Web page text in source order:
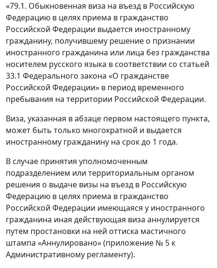
«79.1. Обыкновенная виза на въезд в Российскую
Федерацию в целях приема в гражданство
Российской Федерации выдается иностранному
гражданину, получившему решение о признании
иностранного гражданина или лица без гражданства
носителем русского языка в соответствии со статьей
33.1 Федерального закона «О гражданстве
Российской Федерации» в период временного
пребывания на территории Российской Федерации.
Виза, указанная в абзаце первом настоящего пункта,
может быть только многократной и выдается
иностранному гражданину на срок до 1 года.
В случае принятия уполномоченным
подразделением или территориальным органом
решения о выдаче визы на въезд в Российскую
Федерацию в целях приема в гражданство
Российской Федерации имеющаяся у иностранного
гражданина иная действующая виза аннулируется
путем простановки на ней оттиска мастичного
штампа «Аннулировано» (приложение № 5 к
Административному регламенту).